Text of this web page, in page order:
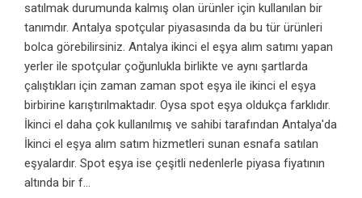
satılmak durumunda kalmış olan ürünler için kullanılan bir
tanımdır. Antalya spotçular piyasasında da bu tür ürünleri
bolca görebilirsiniz. Antalya ikinci el eşya alım satımı yapan
yerler ile spotçular çoğunlukla birlikte ve aynı şartlarda
çalıştıkları için zaman zaman spot eşya ile ikinci el eşya
birbirine karıştırılmaktadır. Oysa spot eşya oldukça farklıdır.
İkinci el daha çok kullanılmış ve sahibi tarafından Antalya'da
İkinci el eşya alım satım hizmetleri sunan esnafa satılan
eşyalardır. Spot eşya ise çeşitli nedenlerle piyasa fiyatının
altında bir f...